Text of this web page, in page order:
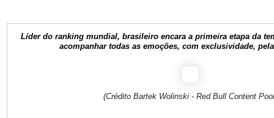
Líder do ranking mundial, brasileiro encara a primeira etapa da
acompanhar todas as emoções, com exclusividade,
(Crédito Bartek Wolinski - Red Bull Content